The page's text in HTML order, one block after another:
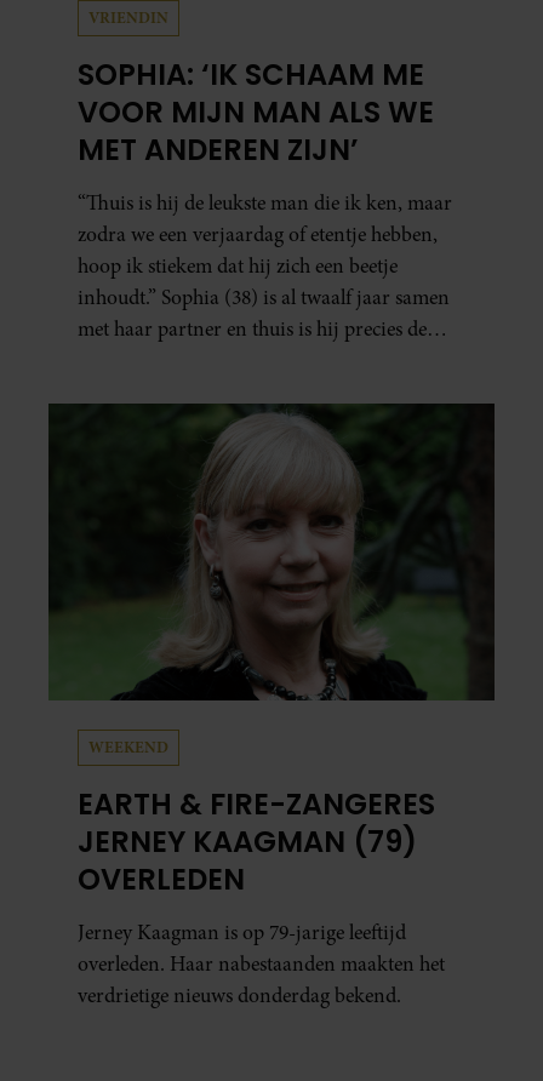
VRIENDIN
SOPHIA: ‘IK SCHAAM ME
VOOR MIJN MAN ALS WE
MET ANDEREN ZIJN’
“Thuis is hij de leukste man die ik ken, maar
zodra we een verjaardag of etentje hebben,
hoop ik stiekem dat hij zich een beetje
inhoudt.” Sophia (38) is al twaalf jaar samen
met haar partner en thuis is hij precies de
vaker schaamt zodra ze samen onder de
WEEKEND
EARTH & FIRE-ZANGERES
JERNEY KAAGMAN (79)
OVERLEDEN
Jerney Kaagman is op 79-jarige leeftijd
overleden. Haar nabestaanden maakten het
verdrietige nieuws donderdag bekend.